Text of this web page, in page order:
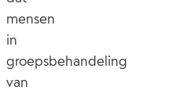
mensen
in
groepsbehandeling
van